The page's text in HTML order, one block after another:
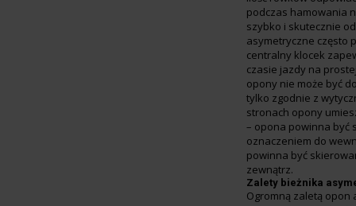
podczas hamowania
szybko i skutecznie
asymetryczne często
centralny klocek
czasie jazdy na
opony nie może być
tylko zgodnie z
stronach opony
– opona powinna być
oznaczeniem do
powinna być
zewnątrz.
Zalety bieżnika
Ogromną zaletą opon